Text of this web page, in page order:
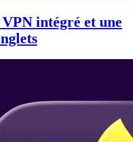
intégré et une